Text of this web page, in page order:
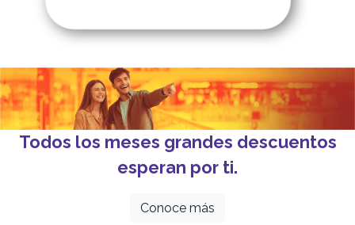
Todos los meses grandes descuentos
esperan por ti.
Conoce más